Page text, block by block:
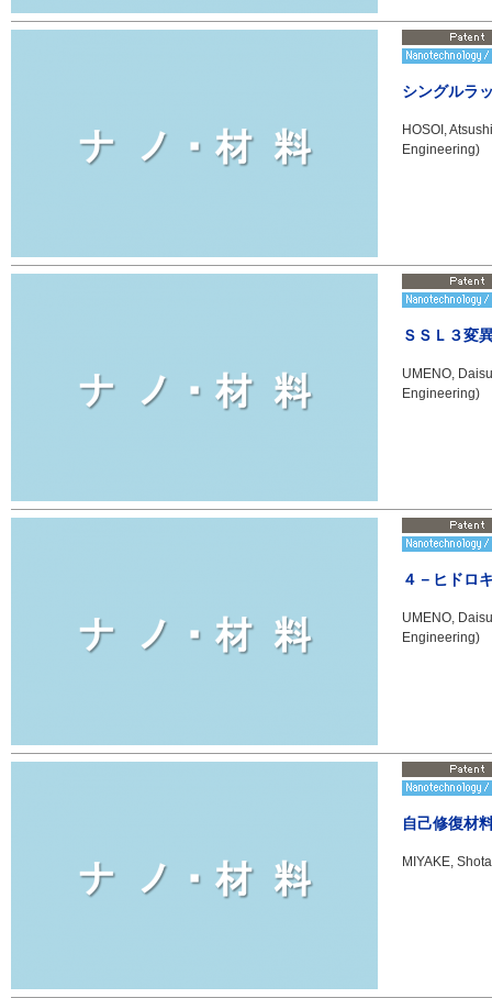
シングルラ
HOSOI,
Engineering)
ＳＳＬ３変
UMENO,
Engineering)
４－ヒドロ
UMENO,
Engineering)
自己修復材
MIYAKE,